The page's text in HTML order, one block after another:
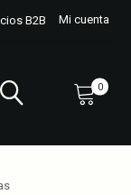
B2B Mi cuenta
0